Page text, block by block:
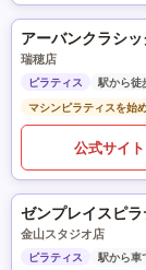
瑞穂店
ピラティス
駅から徒
マシンピラティスを始
公式サイ
ゼンプレイスピ
金山スタジオ店
ピラティス
駅から車